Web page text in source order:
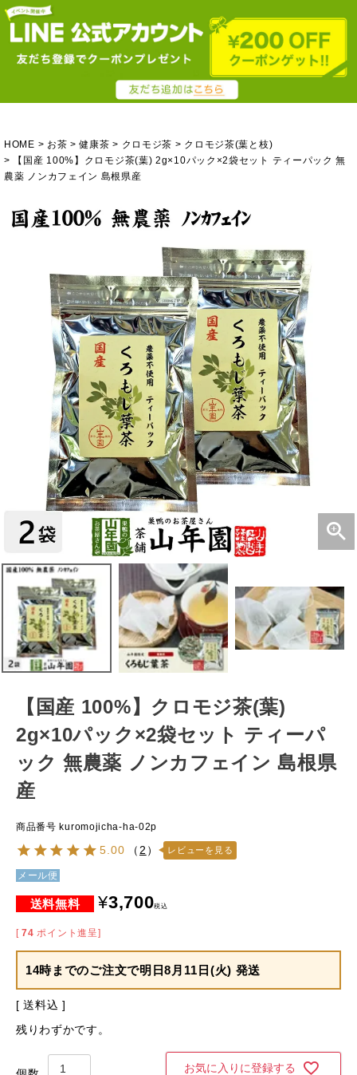
HOME お茶 健康茶 クロモジ茶
クロモジ茶(葉と枝)
【国産 100%】クロモジ茶(葉) 2g×10パック×2袋セット ティーパック 無
農薬 ノンカフェイン 島根県産
【国産 100%】クロモジ茶(葉)
2g×10パック×2袋セット ティーパ
ック 無農薬 ノンカフェイン 島根県
産
商品番号 kuromojicha-ha-02p
5.00 （ 2 ） レビューを見る
メール便
¥3,700税込
[ 74 ポイント進呈]
14時までのご注文で明日8月11日(火) 発送
送料込
残りわずかです。
お気に入りに登録する